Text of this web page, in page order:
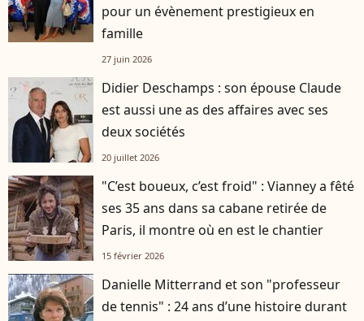
pour un évènement prestigieux en
famille
27 juin 2026
Didier Deschamps : son épouse Claude
est aussi une as des affaires avec ses
deux sociétés
20 juillet 2026
"C’est boueux, c’est froid" : Vianney a fêté
ses 35 ans dans sa cabane retirée de
Paris, il montre où en est le chantier
15 février 2026
Danielle Mitterrand et son "professeur
de tennis" : 24 ans d’une histoire durant